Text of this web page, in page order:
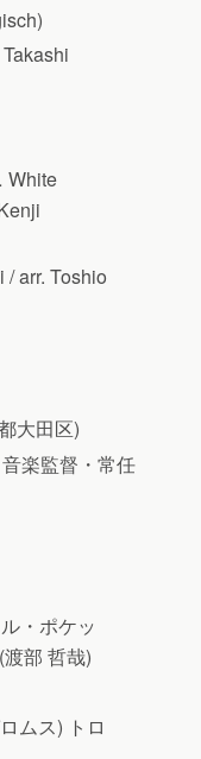
White
arr. Toshio
大田区)
楽監督・常任
・ポケッ
部 哲哉)
ムス) トロ